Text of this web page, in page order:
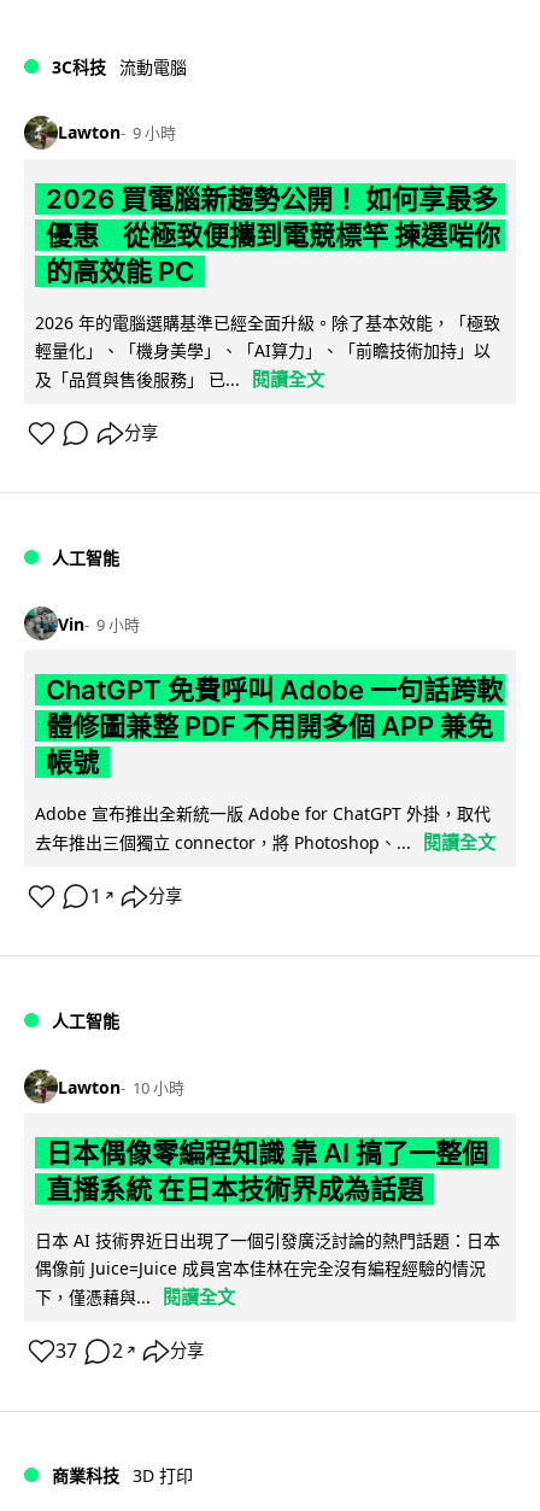
3C科技 流動電腦
Lawton 9 小時
2026 買電腦新趨勢公開！ 如何享最多
優惠 從極致便攜到電競標竿 揀選啱你
的高效能 PC
2026 年的電腦選購基準已經全面升級。除了基本效能，「極致
輕量化」、「機身美學」、「AI算力」、「前瞻技術加持」以
及「品質與售後服務」 已...
閱讀全文
分享
人工智能
Vin 9 小時
ChatGPT 免費呼叫 Adobe 一句話跨軟
體修圖兼整 PDF 不用開多個 APP 兼免
帳號
Adobe 宣布推出全新統一版 Adobe for ChatGPT 外掛，取代
去年推出三個獨立 connector，將 Photoshop、...
閱讀全文
1 ↗ 分享
人工智能
Lawton 10 小時
日本偶像零編程知識 靠 AI 搞了一整個
直播系統 在日本技術界成為話題
日本 AI 技術界近日出現了一個引發廣泛討論的熱門話題：日本
偶像前 Juice=Juice 成員宮本佳林在完全沒有編程經驗的情況
下，僅憑藉與...
閱讀全文
37 2 ↗ 分享
商業科技 3D 打印